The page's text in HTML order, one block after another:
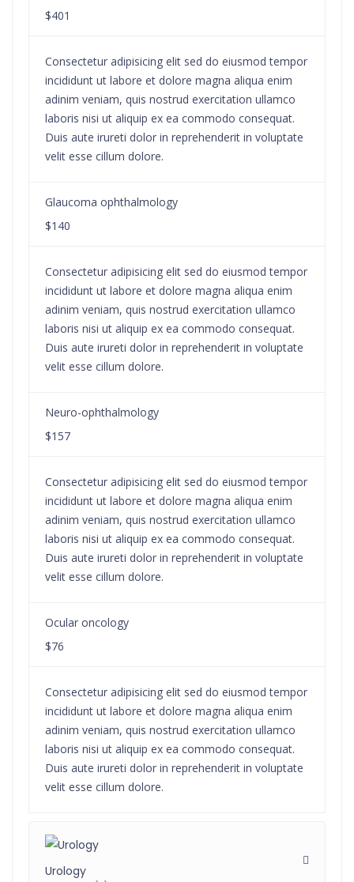
$401
Consectetur adipisicing elit sed do eiusmod tempor
incididunt ut labore et dolore magna aliqua enim
adinim veniam, quis nostrud exercitation ullamco
laboris nisi ut aliquip ex ea commodo consequat.
Duis aute irureti dolor in reprehenderit in voluptate
velit esse cillum dolore.
Glaucoma ophthalmology
$140
Consectetur adipisicing elit sed do eiusmod tempor
incididunt ut labore et dolore magna aliqua enim
adinim veniam, quis nostrud exercitation ullamco
laboris nisi ut aliquip ex ea commodo consequat.
Duis aute irureti dolor in reprehenderit in voluptate
velit esse cillum dolore.
Neuro-ophthalmology
$157
Consectetur adipisicing elit sed do eiusmod tempor
incididunt ut labore et dolore magna aliqua enim
adinim veniam, quis nostrud exercitation ullamco
laboris nisi ut aliquip ex ea commodo consequat.
Duis aute irureti dolor in reprehenderit in voluptate
velit esse cillum dolore.
Ocular oncology
$76
Consectetur adipisicing elit sed do eiusmod tempor
incididunt ut labore et dolore magna aliqua enim
adinim veniam, quis nostrud exercitation ullamco
laboris nisi ut aliquip ex ea commodo consequat.
Duis aute irureti dolor in reprehenderit in voluptate
velit esse cillum dolore.
Urology